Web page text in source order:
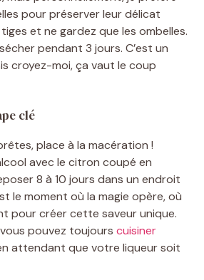
pour préserver leur délicat
et ne gardez que les ombelles.
pendant 3 jours. C’est un
croyez-moi, ça vaut le coup
clé
place à la macération !
avec le citron coupé en
8 à 10 jours dans un endroit
le moment où la magie opère, où
pour créer cette saveur unique.
pouvez toujours cuisiner
attendant que votre liqueur soit